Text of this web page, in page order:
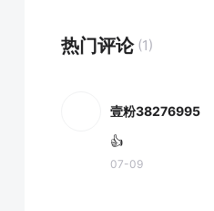
热门评论 (1)
壹粉38276995
👍
07-09